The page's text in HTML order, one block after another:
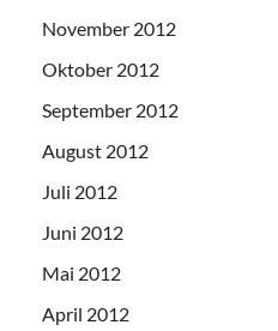
November 2012
Oktober 2012
September 2012
August 2012
Juli 2012
Juni 2012
Mai 2012
April 2012